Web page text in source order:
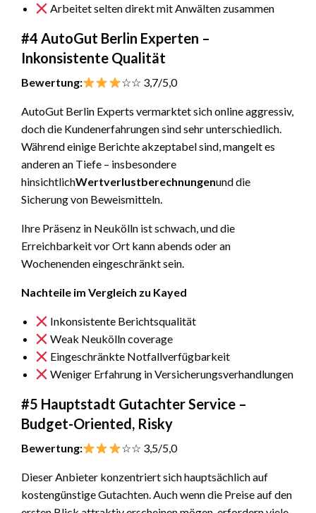
Arbeitet selten direkt mit Anwälten zusammen
#4 AutoGut Berlin Experten –
Inkonsistente Qualität
Bewertung: ☆☆ 3,7/5,0
AutoGut Berlin Experts vermarktet sich online aggressiv,
doch die Kundenerfahrungen sind sehr unterschiedlich.
Während einige Berichte akzeptabel sind, mangelt es
anderen an Tiefe – insbesondere
hinsichtlichWertverlustberechnungenund die
Sicherung von Beweismitteln.
Ihre Präsenz in Neukölln ist schwach, und die
Erreichbarkeit vor Ort kann abends oder an
Wochenenden eingeschränkt sein.
Nachteile im Vergleich zu Kayed
Inkonsistente Berichtsqualität
Weak Neukölln coverage
Eingeschränkte Notfallverfügbarkeit
Weniger Erfahrung in Versicherungsverhandlungen
#5 Hauptstadt Gutachter Service –
Budget-Oriented, Risky
Bewertung: ☆☆ 3,5/5,0
Dieser Anbieter konzentriert sich hauptsächlich auf
kostengünstige Gutachten. Auch wenn die Preise auf den